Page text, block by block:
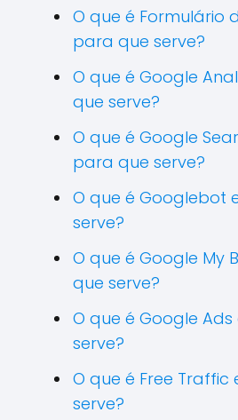
O que é Formulário
para que serve?
O que é Google
que serve?
O que é Google
para que serve?
O que é Googlebot
serve?
O que é Google My
que serve?
O que é Google
serve?
O que é Free
serve?